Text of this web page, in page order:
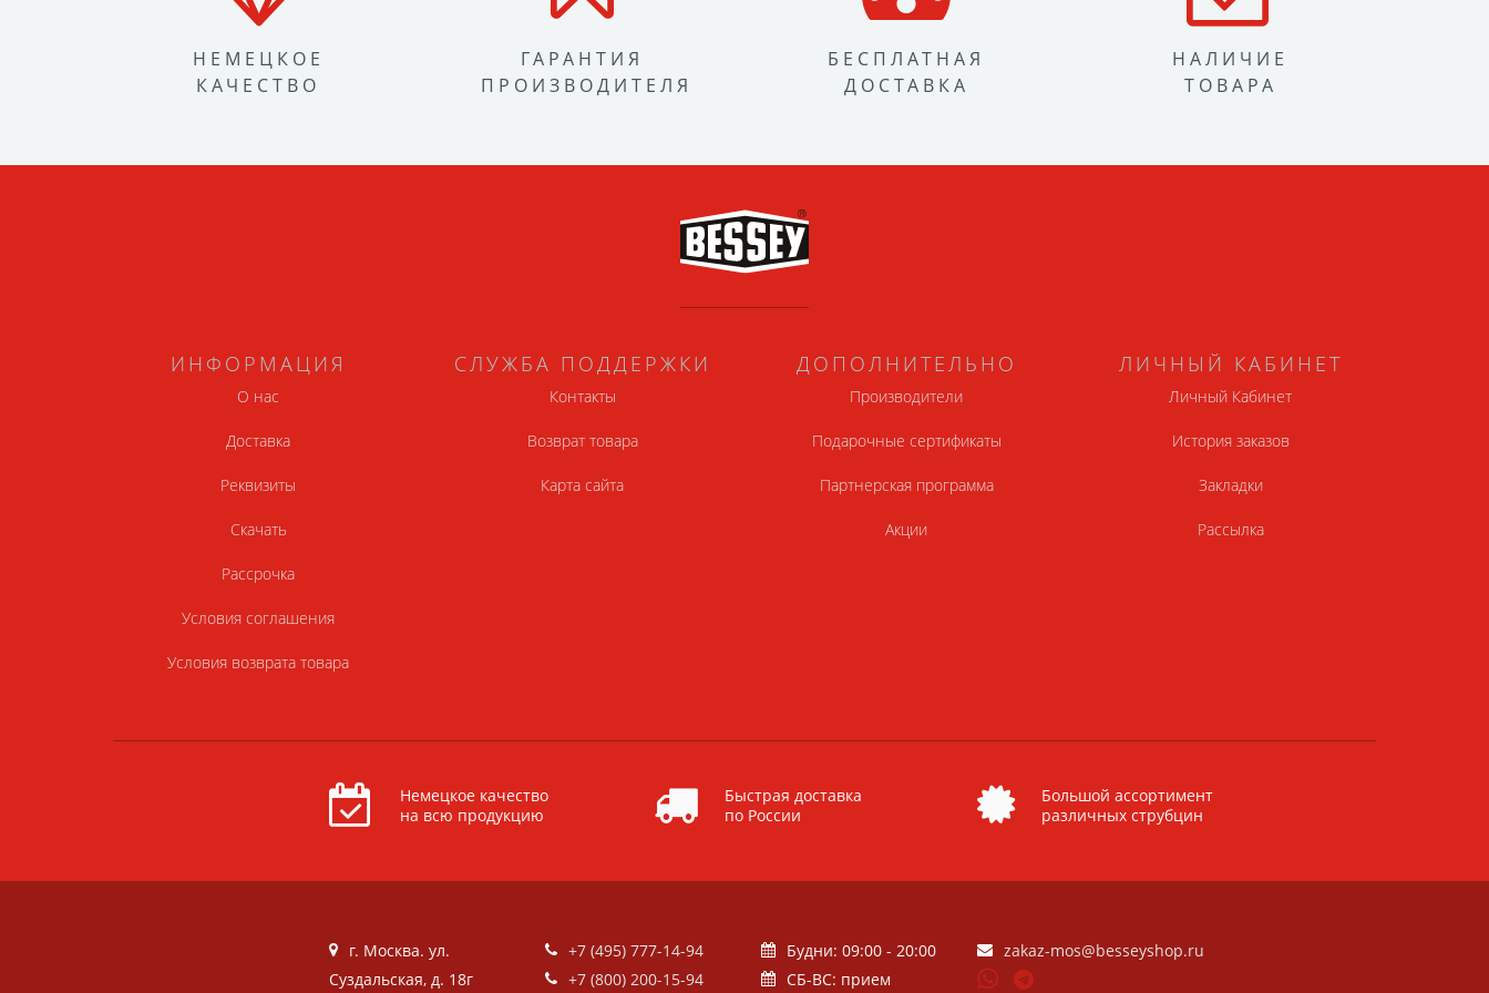
НЕМЕЦКОЕ
КАЧЕСТВО
ГАРАНТИЯ
ПРОИЗВОДИТЕЛЯ
БЕСПЛАТНАЯ
ДОСТАВКА
НАЛИЧИЕ
ТОВАРА
ИНФОРМАЦИЯ
О нас
Доставка
Реквизиты
Скачать
Рассрочка
Условия соглашения
Условия возврата товара
СЛУЖБА ПОДДЕРЖКИ
Контакты
Возврат товара
Карта сайта
ДОПОЛНИТЕЛЬНО
Производители
Подарочные сертификаты
Партнерская программа
Акции
ЛИЧНЫЙ КАБИНЕТ
Личный Кабинет
История заказов
Закладки
Рассылка
Немецкое качество
на всю продукцию
Быстрая доставка
по России
Большой ассортимент
различных струбцин
г. Москва. ул.
Суздальская, д. 18г
+7 (495) 777-14-94
+7 (800) 200-15-94
Будни: 09:00 - 20:00
СБ-ВС: прием
zakaz-mos@besseyshop.ru